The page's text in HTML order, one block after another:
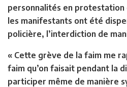
personnalités en
les manifestants ont été
policière, l’interdiction de
« Cette grève de la faim me
faim qu’on faisait pendant la
participer même de manière